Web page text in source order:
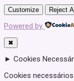
Customize Reject All
Powered by
✖
► Cookies
Cookies